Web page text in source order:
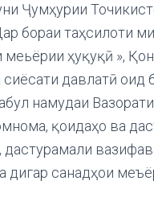
Ҷумҳурии
бораи таҳсилоти
ҳуқуқӣ »,
давлатӣ оид
намудаи
қоидаҳо ва
санадҳои